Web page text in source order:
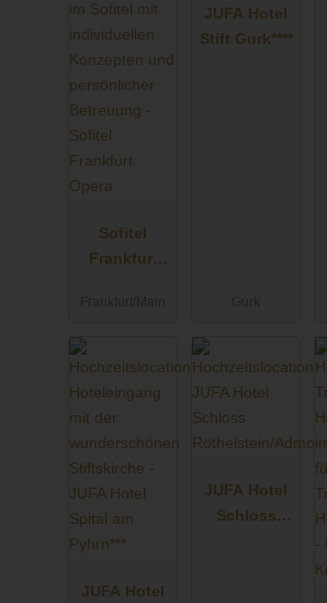
Sofitel
Frankfurt
JUFA Hotel
Stift Gurk****
JUFA Hotel
JUFA Hotel
Schloss